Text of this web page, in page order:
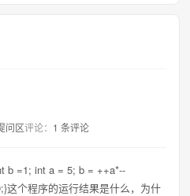
问区评论： 1 条评论
b =1; int a = 5; b = ++a*--
这个程序的运行结果是什么，为什